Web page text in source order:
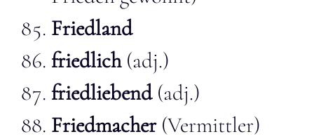
Friedland
friedlich(adj.)
friedliebend(adj.)
Friedmacher(Vermittler)